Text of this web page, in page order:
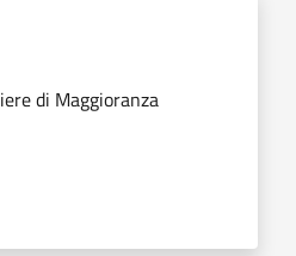
di Maggioranza